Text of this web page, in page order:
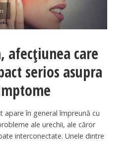
afecțiunea care
serios asupra
apare în general împreună cu
ale urechii, ale căror
interconectate. Unele dintre